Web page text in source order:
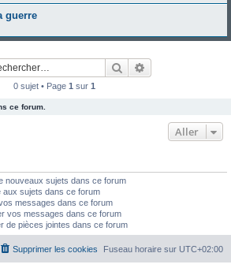
guerre
Rechercher
0 sujet • Page 1 sur 1
ce forum.
Aller
nouveaux sujets dans ce forum
aux sujets dans ce forum
messages dans ce forum
vos messages dans ce forum
de pièces jointes dans ce forum
Fuseau horaire sur UTC+02:00
Supprimer les cookies